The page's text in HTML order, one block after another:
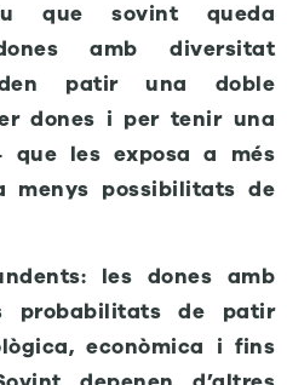
que sovint queda
amb diversitat
patir una doble
dones i per tenir una
que les exposa a més
possibilitats de
les dones amb
probabilitats de patir
econòmica i fins